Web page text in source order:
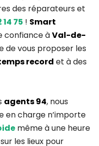
des réparateurs et
14 75 ! Smart
confiance àVal-de-
de vous proposer les
record et à des
agents 94, nous
en charge n’importe
même à une heure
les lieux pour